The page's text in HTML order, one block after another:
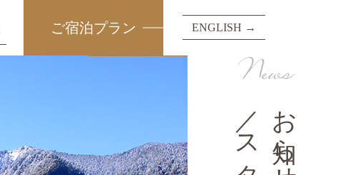
ご宿泊プラン ENGLISH →
お知らせ
News